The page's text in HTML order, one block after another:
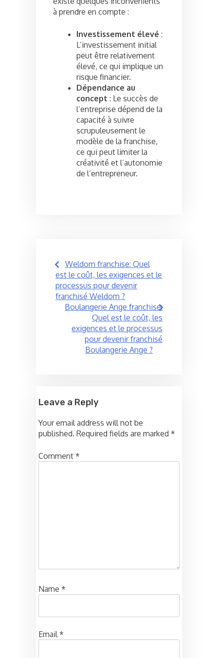
à prendre en compte :
Investissement élevé :
L’investissement initial
peut être relativement
élevé, ce qui implique un
risque financier.
Dépendance au
concept : Le succès de
l’entreprise dépend de la
capacité à suivre
scrupuleusement le
modèle de la franchise,
ce qui peut limiter la
créativité et l’autonomie
de l’entrepreneur.
Post
navigation
Weldom franchise: Quel
est le coût, les exigences et le
processus pour devenir
franchisé Weldom ?
Boulangerie Ange franchise:
Quel est le coût, les
exigences et le processus
pour devenir franchisé
Boulangerie Ange ?
Leave a Reply
Your email address will not be
published. Required fields are marked *
Comment *
Name *
Email*